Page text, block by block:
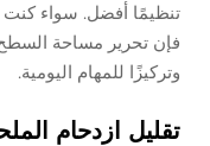
تنظيمًا أفضل. سواء
فإن تحرير مساحة السطح
وتركيزًا للمهام اليومية.
تقليل ازدحام